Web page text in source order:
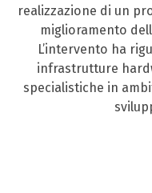
realizzazione di un
miglioramento
L’intervento ha
infrastrutture
specialistiche in